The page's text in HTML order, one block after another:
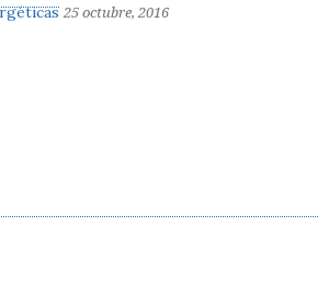
25 octubre, 2016